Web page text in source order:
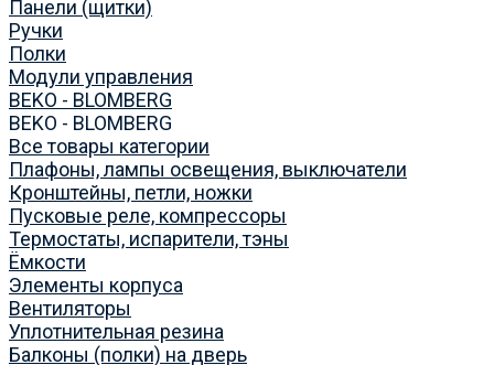
Панели (щитки)
Ручки
Полки
Модули управления
BEKO - BLOMBERG
BEKO - BLOMBERG
Все товары категории
Плафоны, лампы освещения, выключатели
Кронштейны, петли, ножки
Пусковые реле, компрессоры
Термостаты, испарители, тэны
Ёмкости
Элементы корпуса
Вентиляторы
Уплотнительная резина
Балконы (полки) на дверь